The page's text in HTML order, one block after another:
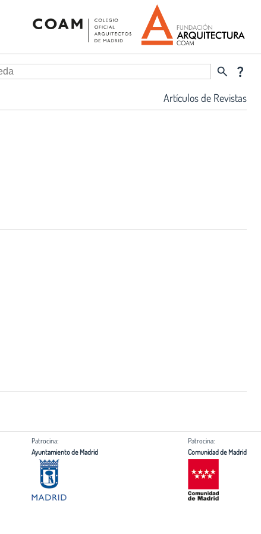
search question_mark
Artículos de Revistas
Patrocina:
Ayuntamiento de Madrid
Patrocina:
Comunidad de Madrid